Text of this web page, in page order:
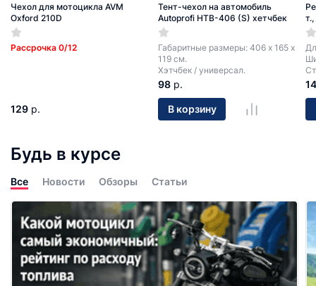
Чехол для мотоцикла AVM
Oxford 210D
Рассрочка 0/12
129 р.
Тент-чехол на автомобиль
Autoprofi HTB-406 (S) хетчбек
Габаритные размеры: 406 х 165 х
119 см.
Хэтчбек / универсал.
98 р.
В корзину
14
Будь в курсе
Все Новости Обзоры Статьи